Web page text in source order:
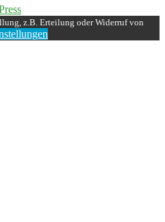
z.B. Erteilung oder Widerruf von